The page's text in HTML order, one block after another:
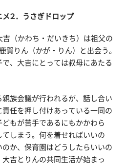
２．うさぎドロップ
（かわち・だいきち）は祖父の
賀りん（かが・りん）と出会う。
、大吉にとっては叔母にあたる
族会議が行われるが、話し合い
任を押し付けあっている一同の
もが苦手であるにもかかわら
しまう。何を着せればいいの
か、保育園はどうしたらいいの
吉とりんの共同生活が始まっ